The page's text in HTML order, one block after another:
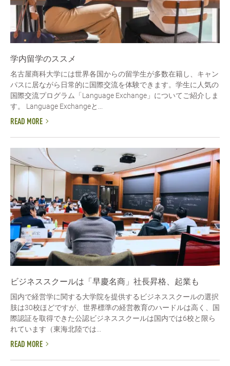
学内留学のススメ
名古屋商科大学には世界各国からの留学生が多数在籍し、キャン
パスに居ながら日常的に国際交流を体験できます。学生に人気の
国際交流プログラム「Language Exchange」についてご紹介しま
す。 Language Exchangeと...
READ MORE
ビジネススクールは「早慶名商」社長昇格、起業も
国内で経営学に関する大学院を提供するビジネススクールの選択
肢は30校ほどですが、世界標準の経営教育のハードルは高く、国
際認証を取得できた公認ビジネススクールは国内では6校と限ら
れています（東海北陸では...
READ MORE